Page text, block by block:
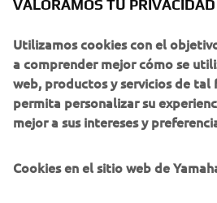
En quince días, la YZCup 125 bLU
Talavera de la Reina, Toledo, en el
ronda del Nacional Elite.
Álvaro Lozano:“Víctor Puig sigue
aspirante ya para entrar en la
Utilizamos cookies con el
a comprender mejor cómo se
web, productos y servicios de tal
permita personalizar su
mejor a sus intereses y
Cookies en el sitio web de